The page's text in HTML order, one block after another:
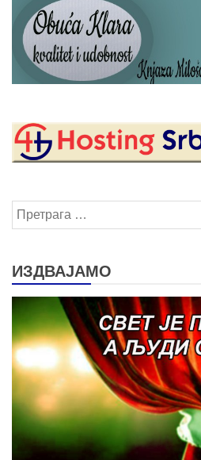
Претрага
за:
ИЗДВАЈАМО